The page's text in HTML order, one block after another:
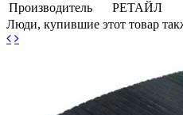
Производитель
РЕТАЙЛ
Люди, купившие этот товар